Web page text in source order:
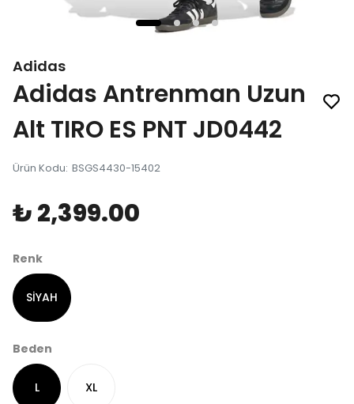
Adidas
Adidas Antrenman Uzun
Alt TIRO ES PNT JD0442
Ürün Kodu: BSGS4430-15402
₺ 2,399.00
Renk
SİYAH
Beden
L XL